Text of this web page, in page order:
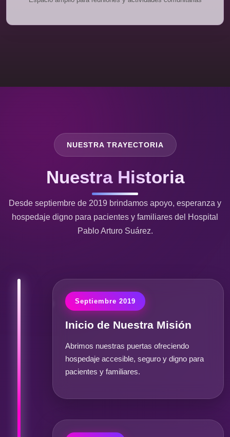
NUESTRA TRAYECTORIA
Nuestra Historia
Desde septiembre de 2019 brindamos apoyo, esperanza y
hospedaje digno para pacientes y familiares del Hospital
Pablo Arturo Suárez.
Septiembre 2019
Inicio de Nuestra Misión
Abrimos nuestras puertas ofreciendo
hospedaje accesible, seguro y digno para
pacientes y familiares.